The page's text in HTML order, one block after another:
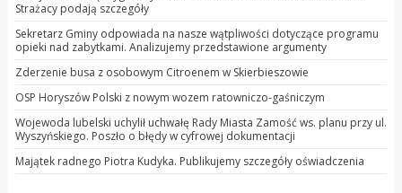
Strażacy podają szczegóły
Sekretarz Gminy odpowiada na nasze wątpliwości dotyczące programu
opieki nad zabytkami. Analizujemy przedstawione argumenty
Zderzenie busa z osobowym Citroenem w Skierbieszowie
OSP Horyszów Polski z nowym wozem ratowniczo-gaśniczym
Wojewoda lubelski uchylił uchwałę Rady Miasta Zamość ws. planu przy ul.
Wyszyńskiego. Poszło o błędy w cyfrowej dokumentacji
Majątek radnego Piotra Kudyka. Publikujemy szczegóły oświadczenia